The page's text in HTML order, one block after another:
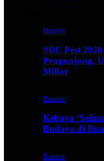
Banten
SDC Fest
Pengunjung,
Miliar
Banten
Kebaya
Budaya di
Banten